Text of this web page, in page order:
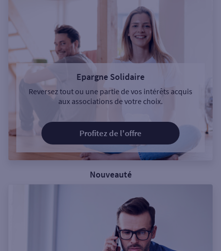
Epargne Solidaire
Reversez tout ou une partie de vos intérêts acquis
aux associations de votre choix.
Profitez de l'offre
Nouveauté